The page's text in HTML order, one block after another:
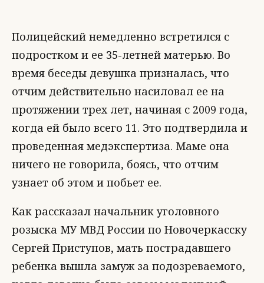
Полицейский немедленно встретился с
подростком и ее 35-летней матерью. Во
время беседы девушка призналась, что
отчим действительно насиловал ее на
протяжении трех лет, начиная с 2009 года,
когда ей было всего 11. Это подтвердила и
проведенная медэкспертиза. Маме она
ничего не говорила, боясь, что отчим
узнает об этом и побьет ее.
Как рассказал начальник уголовного
розыска МУ МВД России по Новочеркасску
Сергей Приступов, мать пострадавшего
ребенка вышла замуж за подозреваемого,